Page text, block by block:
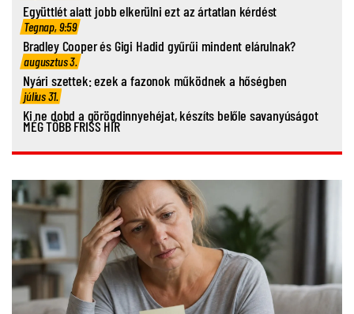
Együttlét alatt jobb elkerülni ezt az ártatlan kérdést
Tegnap, 9:59
Bradley Cooper és Gigi Hadid gyűrűi mindent elárulnak?
augusztus 3.
Nyári szettek: ezek a fazonok működnek a hőségben
július 31.
Ki ne dobd a görögdinnyehéjat, készíts belőle savanyúságot
MÉG TÖBB FRISS HÍR